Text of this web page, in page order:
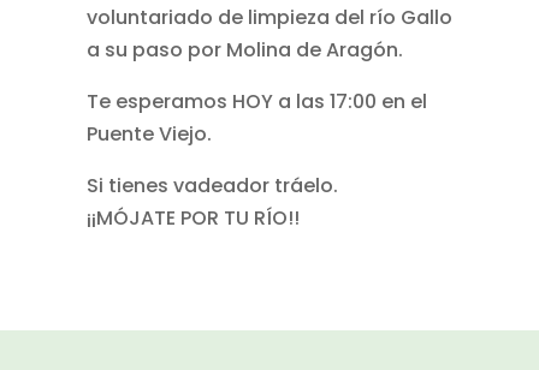
voluntariado de limpieza del río Gallo
a su paso por Molina de Aragón.
Te esperamos HOY a las 17:00 en el
Puente Viejo.
Si tienes vadeador tráelo.
¡¡MÓJATE POR TU RÍO!!